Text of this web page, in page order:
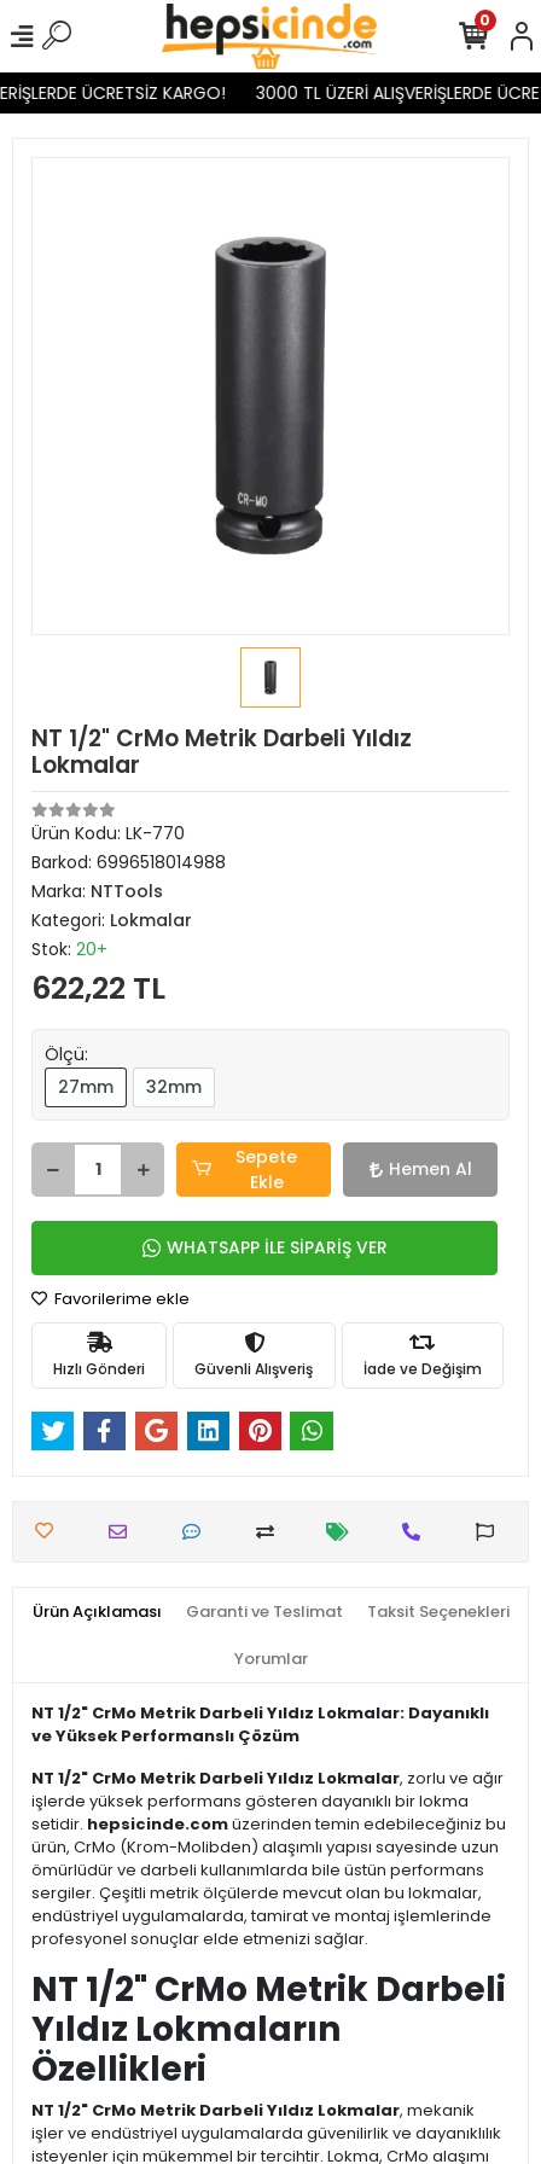
ÜCRETSİZ KARGO! 3000 TL ÜZERİ ALIŞVERİŞLERDE
0
NT 1/2" CrMo Metrik Darbeli Yıldız
Lokmalar
Ürün Kodu: LK-770
Barkod: 6996518014988
Marka: NTTools
Kategori: Lokmalar
Stok: 20+
622,22 TL
Ölçü:
27mm
32mm
Sepete
Ekle
Hemen Al
WHATSAPP İLE SİPARİŞ VER
Favorilerime ekle
Hızlı Gönderi Güvenli Alışveriş İade ve Değişim
Ürün Açıklaması Garanti ve Teslimat Taksit Seçenekleri
Yorumlar
NT 1/2" CrMo Metrik Darbeli Yıldız Lokmalar: Dayanıklı
ve Yüksek Performanslı Çözüm
NT 1/2" CrMo Metrik Darbeli Yıldız Lokmalar, zorlu ve ağır
işlerde yüksek performans gösteren dayanıklı bir lokma
setidir. hepsicinde.comüzerinden temin edebileceğiniz bu
ürün, CrMo (Krom-Molibden) alaşımlı yapısı sayesinde uzun
ömürlüdür ve darbeli kullanımlarda bile üstün performans
sergiler. Çeşitli metrik ölçülerde mevcut olan bu lokmalar,
endüstriyel uygulamalarda, tamirat ve montaj işlemlerinde
profesyonel sonuçlar elde etmenizi sağlar.
NT 1/2" CrMo Metrik Darbeli
Yıldız Lokmaların
Özellikleri
NT 1/2" CrMo Metrik Darbeli Yıldız Lokmalar, mekanik
işler ve endüstriyel uygulamalarda güvenilirlik ve dayanıklılık
isteyenler için mükemmel bir tercihtir. Lokma, CrMo alaşımı